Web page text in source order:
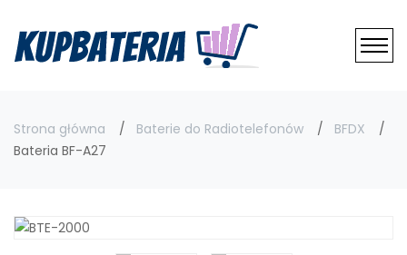
Strona główna Baterie do Radiotelefonów
BFDX
Bateria BF-A27